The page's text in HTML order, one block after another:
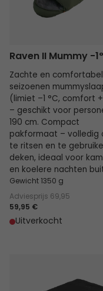
Raven II Mummy -
Zachte en
seizoenen
(limiet –1 °C, comfort
– geschikt voor
190 cm. Compact
pakformaat – volledig
te ritsen en te
deken, ideaal voor
en koelere nachten
Gewicht 1350 g
Adviesprijs 69,95
59,95 €
Uitverkocht